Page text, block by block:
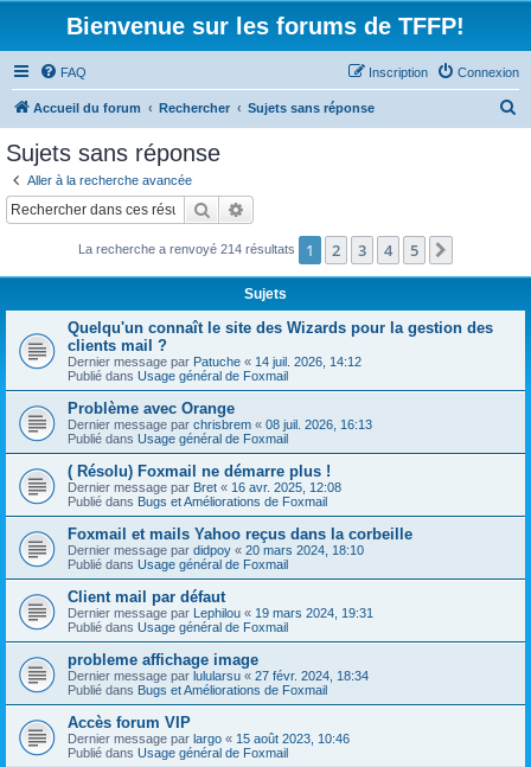
Bienvenue sur les forums de TFFP!
FAQ Connexion
Inscription
Accueil du forum Rechercher Sujets sans réponse
c
Sujets sans réponse
Aller à la recherche avancée
Rechercher
La recherche a renvoyé 214 résultats 1 2 3 4 5
Sujets
Quelqu'un connaît le site des Wizards pour la gestion des
clients mail ?
Dernier message par Patuche « 14 juil. 2026, 14:12
Publié dans Usage général de Foxmail
Problème avec Orange
Dernier message par chrisbrem « 08 juil. 2026, 16:13
Publié dans Usage général de Foxmail
( Résolu) Foxmail ne démarre plus !
Dernier message par Bret « 16 avr. 2025, 12:08
Publié dans Bugs et Améliorations de Foxmail
Foxmail et mails Yahoo reçus dans la corbeille
Dernier message par didpoy « 20 mars 2024, 18:10
Publié dans Usage général de Foxmail
Client mail par défaut
Dernier message par Lephilou « 19 mars 2024, 19:31
Publié dans Usage général de Foxmail
probleme affichage image
Dernier message par lulularsu « 27 févr. 2024, 18:34
Publié dans Bugs et Améliorations de Foxmail
Accès forum VIP
Dernier message par largo « 15 août 2023, 10:46
Publié dans Usage général de Foxmail